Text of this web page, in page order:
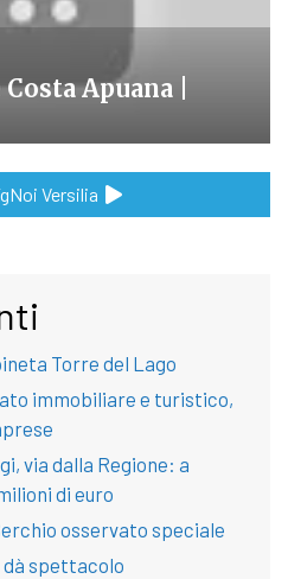
Apuana |
Versilia
Torre del Lago
immobiliare e turistico,
via dalla Regione: a
di euro
osservato speciale
dà spettacolo